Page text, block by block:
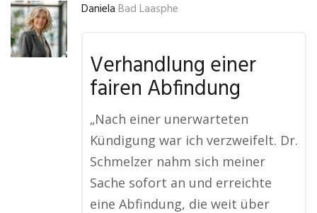
Daniela Bad Laasphe
Verhandlung einer
fairen Abfindung
„Nach einer unerwarteten
Kündigung war ich verzweifelt. Dr.
Schmelzer nahm sich meiner
Sache sofort an und erreichte
eine Abfindung, die weit über